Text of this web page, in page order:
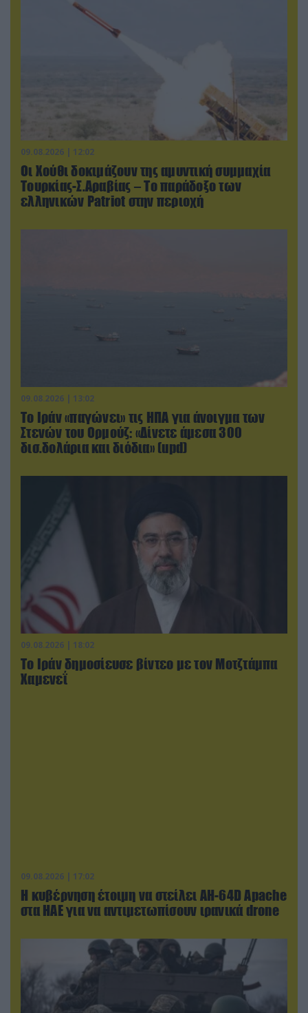
09.08.2026 | 12:02
Οι Χούθι δοκιμάζουν της αμυντική συμμαχία
Τουρκίας-Σ.Αραβίας – Το παράδοξο των
ελληνικών Patriot στην περιοχή
09.08.2026 | 13:02
Το Ιράν «παγώνει» τις ΗΠΑ για άνοιγμα των
Στενών του Ορμούζ: «Δίνετε άμεσα 300
δισ.δολάρια και διόδια» (upd)
09.08.2026 | 18:02
Το Ιράν δημοσίευσε βίντεο με τον Μοτζτάμπα
Χαμενεΐ
09.08.2026 | 17:02
Η κυβέρνηση έτοιμη να στείλει AH-64D Apache
στα ΗΑΕ για να αντιμετωπίσουν ιρανικά drone